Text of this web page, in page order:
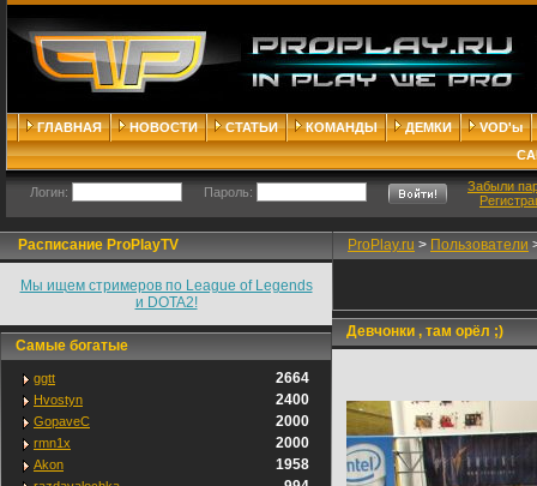
ГЛАВНАЯ НОВОСТИ СТАТЬИ КОМАНДЫ ДЕМКИ
VOD'ы
Логин: Пароль:
Забыли
Расписание ProPlayTV
Мы ищем стримеров по League of Legends
и DOTA2!
Самые богатые
ggtt 2664
Hvostyn 2400
GopaveC 2000
rmn1x 2000
Akon 1958
ProPlay.ru > Пользователи
Девчонки , там орёл ;)